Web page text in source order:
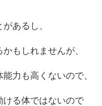
あるし、
もしれませんが、
力も高くないので、
ける体ではないので